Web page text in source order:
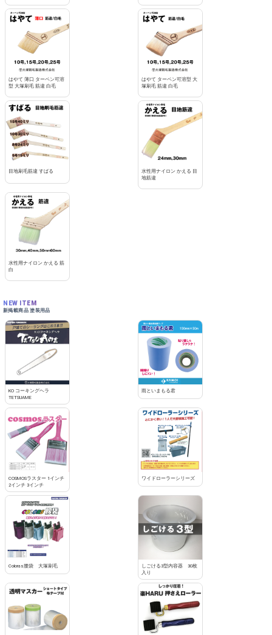
はやて 薄口 ターペン可溶
型 大塚刷毛 筋違 白毛
はやて ターペン可溶型 大
塚刷毛 筋違 白毛
目地刷毛筋違 すばる
水性用ナイロン かえる 目
地筋違
水性用ナイロン かえる 筋
白
NEW ITEM
新掲載商品 塗装用品
KO コーキングヘラ
TETSUAME
雨といまもる君
COSMOSラスター 1インチ
2インチ 3インチ
ワイドローラーシリーズ
Coloras腰袋 大塚刷毛
しごける3型内容器 30枚
入り